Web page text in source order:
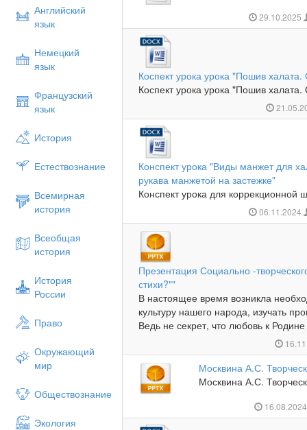
Английский
язык
Немецкий
язык
Французский
язык
История
Естествознание
Всемирная
история
Всеобщая
история
История
России
Право
Окружающий
мир
Обществознание
Экология
29.10.2025
Коспект урока урока "Пошив
Коспект урока урока "Пошив
Конспект урока "Виды манжет для
рукава манжетой на застежке"
Конспект урока для коррекционной
06.11.2024
Презентация Социально -
стихи?""
В настоящее время возникла
культуру нашего народа, изучать
Ведь не секрет, что любовь к
Москвина А.С.
Москвина А.С.